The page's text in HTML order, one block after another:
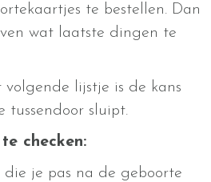
te bestellen. Dan
wat laatste dingen te
lijstje is de kans
tussendoor sluipt.
checken:
die je pas na de geboorte